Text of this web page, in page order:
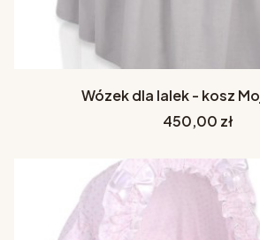
Wózek dla lalek - kosz
Cena
450,00 zł